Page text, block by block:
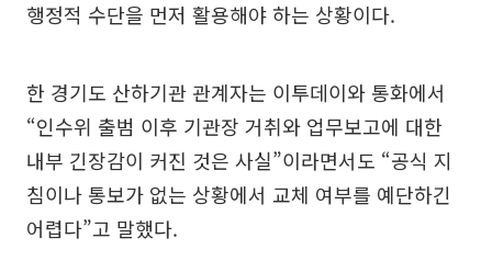
행정적 수단을 먼저 활용해야 하는 상황이다.
한 경기도 산하기관 관계자는 이투데이와 통화에서
“인수위 출범 이후 기관장 거취와 업무보고에 대한
내부 긴장감이 커진 것은 사실”이라면서도 “공식 지
침이나 통보가 없는 상황에서 교체 여부를 예단하긴
어렵다”고 말했다.